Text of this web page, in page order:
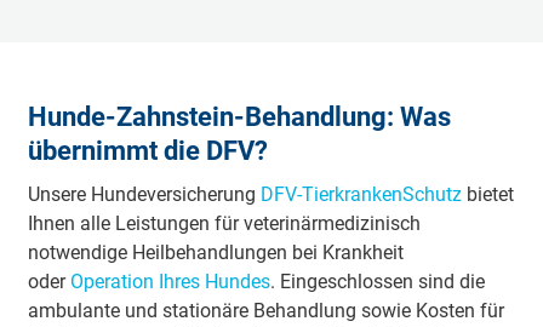
Hunde-Zahnstein-Behandlung: Was
übernimmt die DFV?
Unsere Hundeversicherung DFV-TierkrankenSchutz bietet
Ihnen alle Leistungen für veterinärmedizinisch
notwendige Heilbehandlungen bei Krankheit
oder Operation Ihres Hundes. Eingeschlossen sind die
ambulante und stationäre Behandlung sowie Kosten für